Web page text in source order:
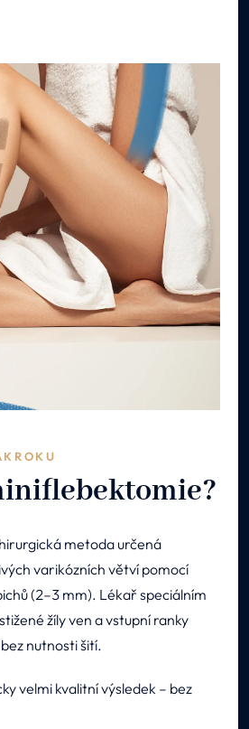
metoda určená
varikózních větví pomocí
(2–3 mm). Lékař speciálním
žíly ven a vstupní ranky
nutnosti šití.
velmi kvalitní výsledek – bez